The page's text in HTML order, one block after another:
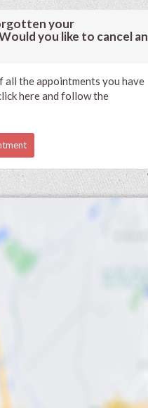
your
you like to cancel an
all the appointments you have
here and follow the